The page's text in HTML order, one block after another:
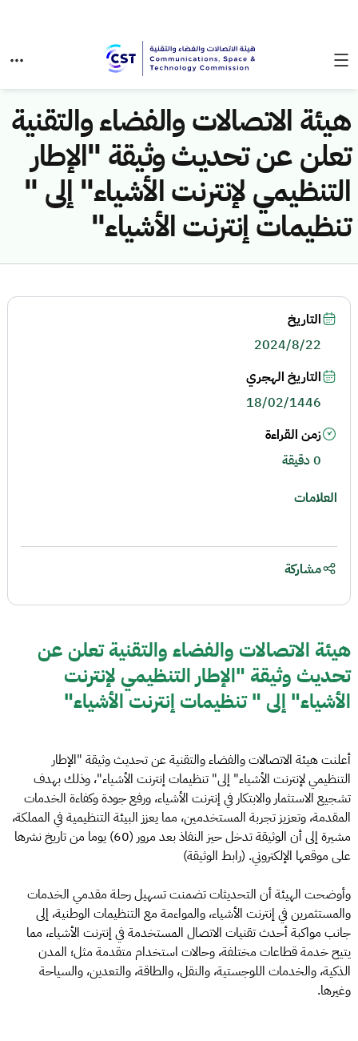
هيئة الاتصالات والفضاء والتقنية
تعلن عن تحديث وثيقة "الإطار
التنظيمي لإنترنت الأشياء" إلى "
تنظيمات إنترنت الأشياء"
هيئة الاتصالات والفضاء والتقنية تعلن عن
تحديث وثيقة "الإطار التنظيمي لإنترنت
الأشياء" إلى " تنظيمات إنترنت الأشياء"
أعلنت هيئة الاتصالات والفضاء والتقنية عن تحديث وثيقة "الإطار
التنظيمي لإنترنت الأشياء" إلى" تنظيمات إنترنت الأشياء"، وذلك بهدف
تشجيع الاستثمار والابتكار في إنترنت الأشياء، ورفع جودة وكفاءة الخدمات
المقدمة، وتعزيز تجربة المستخدمين، مما يعزز البيئة التنظيمية في المملكة،
مشيرة إلى أن الوثيقة تدخل حيز النفاذ بعد مرور (60) يوما من تاريخ نشرها
على موقعها الإلكتروني. (رابط الوثيقة)
وأوضحت الهيئة أن التحديثات تضمنت تسهيل رحلة مقدمي الخدمات
والمستثمرين في إنترنت الأشياء، والمواءمة مع التنظيمات الوطنية، إلى
جانب مواكبة أحدث تقنيات الاتصال المستخدمة في إنترنت الأشياء، مما
يتيح خدمة قطاعات مختلفة، وحالات استخدام متقدمة مثل؛ المدن
الذكية، والخدمات اللوجستية، والنقل، والطاقة، والتعدين، والسياحة
وغيرها.
التاريخ
2024/8/22
التاريخ الهجري
18/02/1446
زمن القراءة
0 دقيقة
العلامات
مشاركة